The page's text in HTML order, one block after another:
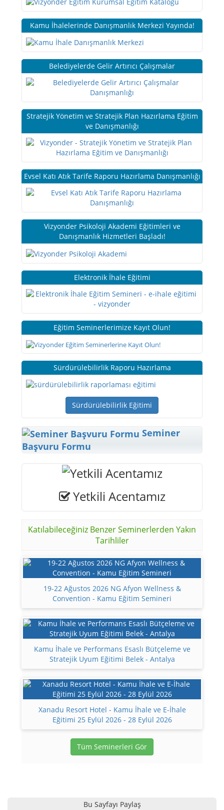
Kamu İhalelerinde Danışmanlık Merkezi Yayında!
Belediyelerde Gelir Artırıcı Çalışmalar
Stratejik Yönetim ve Stratejik Plan Hazırlama Eğitim
ve Danışmanlığı
Evsel Katı Atık Tarife Raporu Hazırlama Danışmanlığı
Vizyonder Psikoloji Akademi Eğitimleri ve
Danışmanlık Hizmetleri Başladı!
Elektronik İhale Eğitimi
Eğitim Seminerlerimize Kayıt Olun!
Sürdürülebilirlik Raporu Hazırlama
Sürdürülebilirlik Eğitimi
Seminer
Başvuru Formu
Yetkili Acentamız
Katılabileceğiniz Benzer Seminerlerden Yakın
Tarihliler
19-22 Ağustos 2026 NG Afyon Wellness &
Convention - Kamu Eğitim Semineri
Kamu İhale ve Performans Esaslı Bütçeleme ve
Stratejik Uyum Eğitimi Belek - Antalya
Xanadu Resort Hotel - Kamu İhale ve E-İhale
Eğitimi 25 Eylül 2026 - 28 Eylül 2026
Tüm Seminerleri Gör
Bu Sayfayı Paylaş